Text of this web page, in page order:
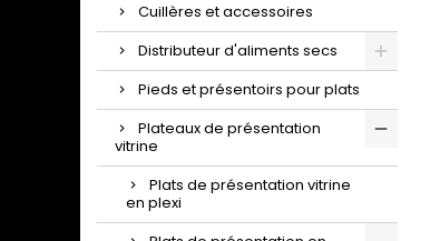
Cuillères et accessoires
Distributeur d'aliments secs
Pieds et présentoirs pour plats
Plateaux de présentation
vitrine
Plats de présentation vitrine
en plexi